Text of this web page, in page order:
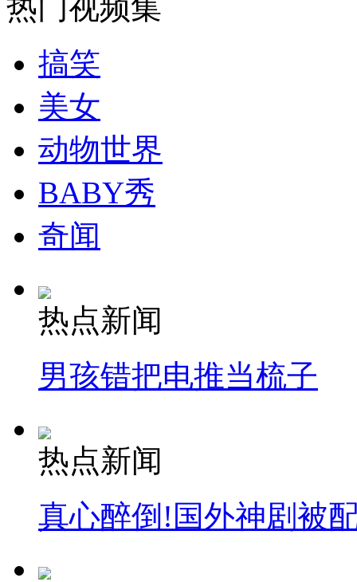
热门视频集
搞笑
美女
动物世界
BABY秀
奇闻
热点新闻
男孩错把电推当梳子
热点新闻
真心醉倒!国外神剧被